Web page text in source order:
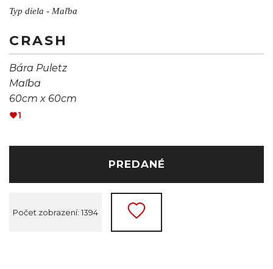
Typ diela - Maľba
CRASH
Bára Puletz
Maľba
60cm x 60cm
1
PREDANÉ
Počet zobrazení: 1394